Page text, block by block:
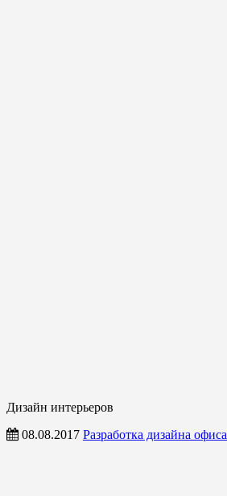
Дизайн интерьеров
08.08.2017 Разработка дизайна офиса